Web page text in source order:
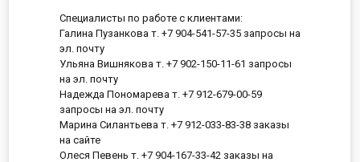
Специалисты по работе с клиентами:
Галина Пузанкова т. +7 904-541-57-35 запросы на
эл. почту
Ульяна Вишнякова т. +7 902-150-11-61 запросы
на эл. почту
Надежда Пономарева т. +7 912-679-00-59
запросы на эл. почту
Марина Силантьева т. +7 912-033-83-38 заказы
на сайте
Олеся Певень т. +7 904-167-33-42 заказы на